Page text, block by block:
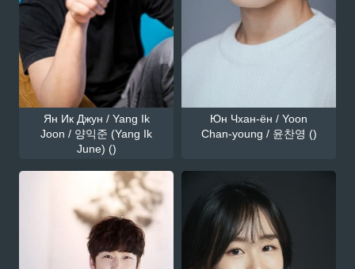
Ян Ик Джун / Yang Ik
Joon / 양익준 (Yang Ik
June) ()
Юн Чхан-ён / Yoon
Chan-young / 윤찬영 ()